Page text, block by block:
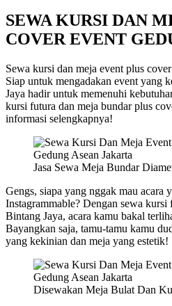
SEWA KURSI DAN
COVER EVENT
Sewa kursi dan meja event plus
Siap untuk mengadakan event yang
Jaya hadir untuk memenuhi
kursi futura dan meja bundar plus
informasi selengkapnya!
Jasa Sewa Meja Bundar
Gengs, siapa yang nggak mau acara
Instagrammable? Dengan sewa
Bintang Jaya, acara kamu bakal
Bayangkan saja, tamu-tamu kamu
yang kekinian dan meja yang estetik!
Disewakan Meja Bulat Dan